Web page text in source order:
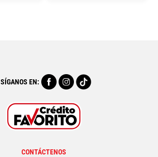
SÍGANOS EN:
CONTÁCTENOS